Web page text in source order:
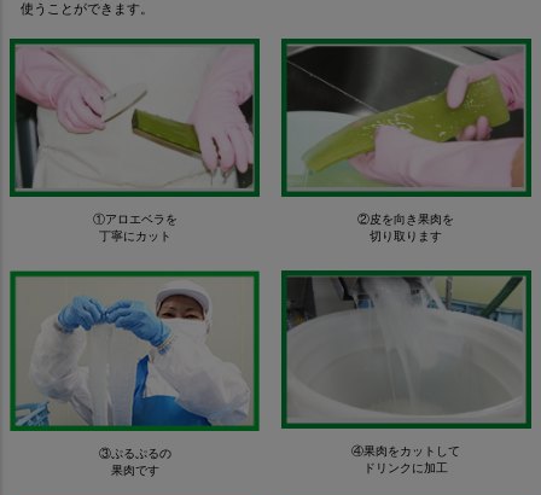
使うことができます。
①アロエベラを
丁寧にカット
②皮を向き果肉を
切り取ります
③ぷるぷるの
果肉です
④果肉をカットして
ドリンクに加工